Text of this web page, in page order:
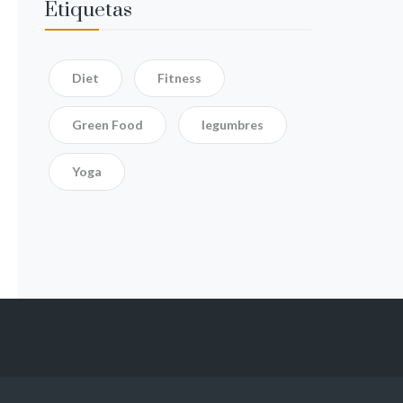
Etiquetas
Diet Fitness
Green Food legumbres
Yoga